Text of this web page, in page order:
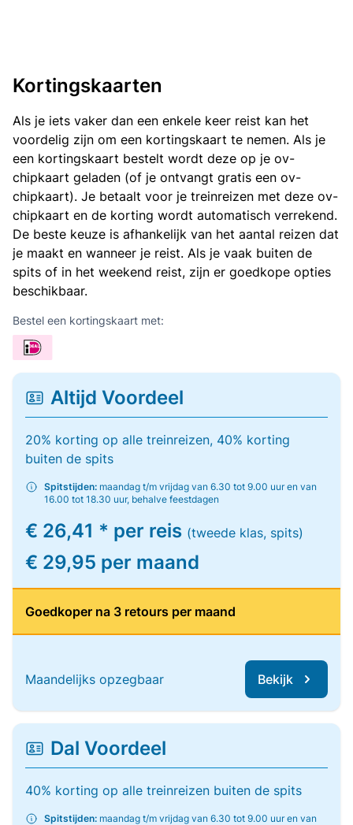
Kortingskaarten
Als je iets vaker dan een enkele keer reist kan het
voordelig zijn om een kortingskaart te nemen. Als je
een kortingskaart bestelt wordt deze op je ov-
chipkaart geladen (of je ontvangt gratis een ov-
chipkaart). Je betaalt voor je treinreizen met deze ov-
chipkaart en de korting wordt automatisch verrekend.
De beste keuze is afhankelijk van het aantal reizen dat
je maakt en wanneer je reist. Als je vaak buiten de
spits of in het weekend reist, zijn er goedkope opties
beschikbaar.
Bestel een kortingskaart met:
Altijd Voordeel
20% korting op alle treinreizen, 40% korting
buiten de spits
Spitstijden: maandag t/m vrijdag van 6.30 tot 9.00 uur en van
16.00 tot 18.30 uur, behalve feestdagen
€ 26,41 * per reis (tweede klas, spits)
€ 29,95 per maand
Goedkoper na 3 retours per maand
Maandelijks opzegbaar Bekijk
Dal Voordeel
40% korting op alle treinreizen buiten de spits
Spitstijden: maandag t/m vrijdag van 6.30 tot 9.00 uur en van